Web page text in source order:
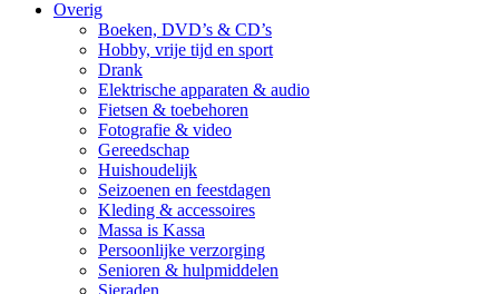
Overig
Boeken, DVD’s & CD’s
Hobby, vrije tijd en sport
Drank
Elektrische apparaten & audio
Fietsen & toebehoren
Fotografie & video
Gereedschap
Huishoudelijk
Seizoenen en feestdagen
Kleding & accessoires
Massa is Kassa
Persoonlijke verzorging
Senioren & hulpmiddelen
Sieraden